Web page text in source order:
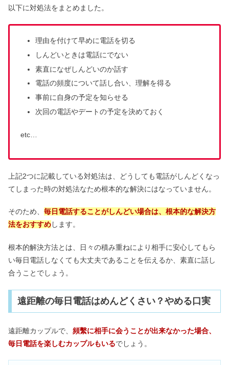
以下に対処法をまとめました。
理由を付けて早めに電話を切る
しんどいときは電話にでない
素直になぜしんどいのか話す
電話の頻度について話し合い、理解を得る
事前に自身の予定を知らせる
次回の電話やデートの予定を決めておく
etc…
上記2つに記載している対処法は、どうしても電話がしんどくなっ
てしまった時の対処法なため根本的な解決にはなっていません。
そのため、 毎日電話することがしんどい場合は、根本的な解決方
法をおすすめします。
根本的解決方法とは、日々の積み重ねにより相手に安心してもら
い毎日電話しなくても大丈夫であることを伝えるか、素直に話し
合うことでしょう。
遠距離の毎日電話はめんどくさい？やめる口実
遠距離カップルで、 頻繫に相手に会うことが出来なかった場合、
毎日電話を楽しむカップルもいるでしょう。